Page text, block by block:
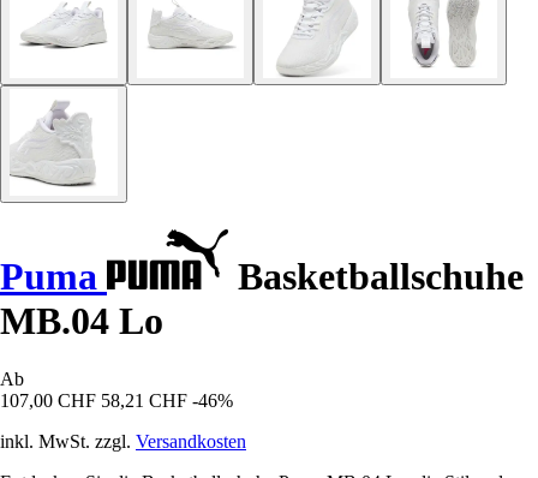
Puma
Basketballschuhe
MB.04 Lo
Ab
107,00 CHF 58,21 CHF -46%
inkl. MwSt. zzgl. Versandkosten